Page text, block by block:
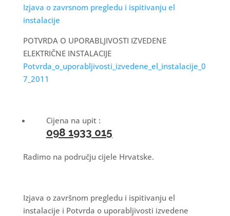
Izjava o zavrsnom pregledu i ispitivanju el
instalacije
POTVRDA O UPORABLJIVOSTI IZVEDENE
ELEKTRIČNE INSTALACIJE
Potvrda_o_uporabljivosti_izvedene_el_instalacije_0
7_2011
Cijena na upit :
098 1933 015
Radimo na području cijele Hrvatske.
Izjava o završnom pregledu i ispitivanju el
instalacije i Potvrda o uporabljivosti izvedene